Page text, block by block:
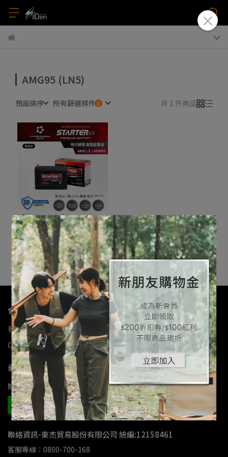
AMG95 (LN5)
預設排序 所有篩選條件 共 1 件商品
【StarterEX】AGM-LN5 /
AGM95｜原廠指定 超長壽
命 強勁啟動力｜長35.1*寬
17.4*高18.9cm
NT$10,400
加入購物車
會員資訊
我的帳戶 隱私政策 使用條款 會員權益 防詐騙宣導
Cookie聲明 銷售條款 退換貨政策
最新動態
關於我們 最新商品 職人分享 異業合作 客服中心
聯絡資訊-東杰貿易股份有限公司 統編:12158461
客服專線：0800-700-168